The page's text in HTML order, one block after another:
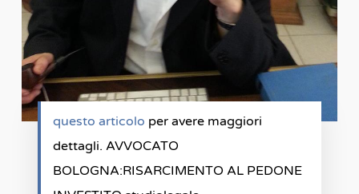
questo articolo per avere maggiori
dettagli. AVVOCATO
BOLOGNA:RISARCIMENTO AL PEDONE